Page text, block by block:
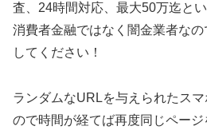
査、24時間対応、最大50万迄と
消費者金融ではなく闇金業者な
してください！
ランダムなURLを与えられたス
ので時間が経てば再度同じペー